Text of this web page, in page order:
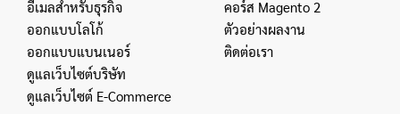
อีเมลสำหรับธุรกิจ
ออกแบบโลโก้
ออกแบบแบนเนอร์
ดูแลเว็บไซต์บริษัท
ดูแลเว็บไซต์ E-Commerce
คอร์ส Magento 2
ตัวอย่างผลงาน
ติดต่อเรา